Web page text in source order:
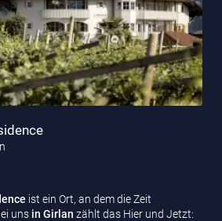
ist ein Ort, an dem die Zeit
uns in Girlan zählt das Hier und Jetzt: